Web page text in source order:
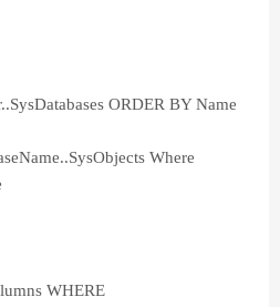
ORDER BY Name
Where
WHERE